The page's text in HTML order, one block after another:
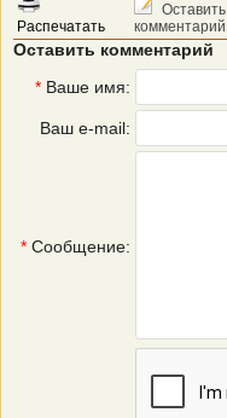
Распечатать
Оставить
комментарий
Оставить комментарий
* Ваше имя:
Ваш e-mail:
* Сообщение: